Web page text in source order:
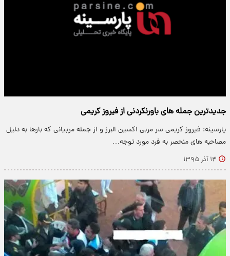
جدیدترین جمله های باورنکردنی از فیروز کریمی
پارسینه: فیروز کریمی سر مربی اکسین البرز و از جمله مربیانی که بارها به دلیل
مصاحبه های منحصر به فرد مورد توجه…
۱۴ آذر ۱۳۹۵